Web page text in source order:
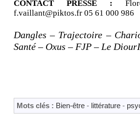
CONTACT PRESSE :
f.vaillant@piktos.fr 05 61 000 986
Dangles – Trajectoire –
Santé – Oxus – FJP – Le
Mots clés : Bien-être - littérature -